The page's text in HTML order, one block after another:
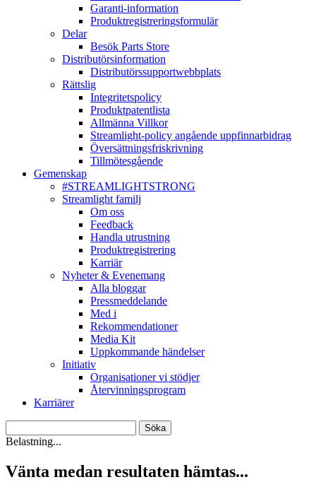
Garanti-information
Produktregistreringsformulär
Delar
Besök Parts Store
Distributörsinformation
Distributörssupportwebbplats
Rättslig
Integritetspolicy
Produktpatentlista
Allmänna Villkor
Streamlight-policy angående uppfinnarbidrag
Översättningsfriskrivning
Tillmötesgående
Gemenskap
#STREAMLIGHTSTRONG
Streamlight familj
Om oss
Feedback
Handla utrustning
Produktregistrering
Karriär
Nyheter & Evenemang
Alla bloggar
Pressmeddelande
Med i
Rekommendationer
Media Kit
Uppkommande händelser
Initiativ
Organisationer vi stödjer
Återvinningsprogram
Karriärer
Belastning...
Vänta medan resultaten hämtas...